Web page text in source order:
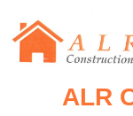
ALR